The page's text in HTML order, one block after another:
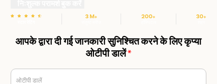
3 M+ 200+ 30+
आपके द्वारा दी गई जानकारी सुनिश्चित करने के लिए कृप्या
ओटीपी डालें*
ओटीपी डालें